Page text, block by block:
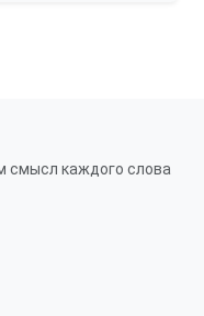
смысл каждого слова